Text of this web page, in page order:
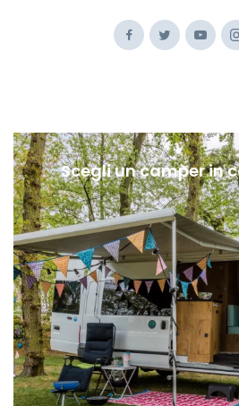
Facebook
Twitter
Scegli un camper in